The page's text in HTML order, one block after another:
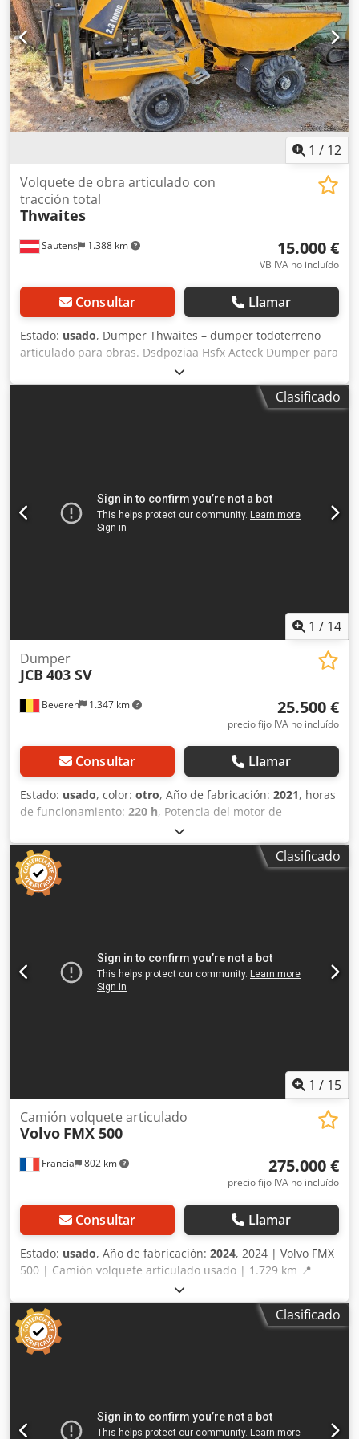
mediante variador - Velocidad de avance: 6-36 m/min -
Cuatro ejes superiores de arrastre - Dos ejes inferiores de
arrastre - Cuatro rodillos auxiliares en la mesa - Freno -
Longitud mínima de la pieza: 600 mm Dimensiones de la
máquina: Dcsdehikplopfx Actsk - Longitud: 290 cm - Ancho:
170 cm - Altura: 210 cm - Peso: ~3500 kg
1 / 12
Sautens 1.388 km
Volquete de obra articulado con
tracción total
Thwaites
15.000 €
VB IVA no incluído
Consultar Llamar
Estado: usado, Dumper Thwaites – dumper todoterreno
articulado para obras. Dsdpoziaa Hsfx Acteck Dumper para
obras en buen estado, con solo 1289 horas de
funcionamiento. Datos técnicos: - Tipo: dumper
todoterreno articulado para obras - Fabricante: Thwaites
por encargo del propietario. Se puede concertar una visita
y recogida.
Clasificado
1 / 14
Beveren 1.347 km
Dumper
JCB 403 SV
25.500 €
precio fijo IVA no incluído
Consultar Llamar
Estado: usado, color: otro, Año de fabricación: 2021, horas
de funcionamiento: 220 h, Potencia del motor de
combustión interna: 48 CV (35 kW) MMA: 2.700 kg Marca
del motor: Kubota Capacidad de elevación: 3.100 kg
Marcado CE: sí Número de serie: 2860612 ¡Máquinas en
venta! Visite nuestra web para ver una amplia variedad de
máquinas listas para la compra. Disponemos de más
su fiabilidad. ¿Necesita fotos? Sólo contáctenos y se las
enviaremos de inmediato. Le atendemos en neerlandés,
inglés, francés, alemán, español y ruso. Descubra nuestra
Clasificado
1 / 15
Francia 802 km
Camión volquete articulado
Volvo FMX 500
275.000 €
precio fijo IVA no incluído
Consultar Llamar
Estado: usado, Año de fabricación: 2024, 2024 | Volvo FMX
500 | Camión volquete articulado usado | 1.729 km 📍
Ubicación: Francia 🚛 Entrega disponible a su destino:
utilice nuestra calculadora de envíos para estimar los
costes de transporte. 💰 Cómpralo ahora por 275.000 EUR o
haz una oferta. Pago a la entrega disponible por una tarifa
asequible (sujeto a aprobación)* 👷‍♂️ Inspeccionado por un
momento de la inspección y tenía muy pocos kilómetros
Clasificado